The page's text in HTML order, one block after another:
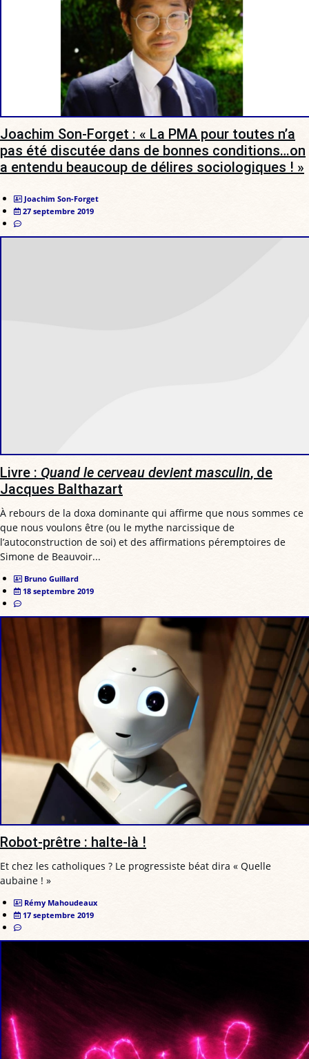
Joachim Son-Forget : « La PMA pour toutes n’a
pas été discutée dans de bonnes conditions…on
a entendu beaucoup de délires sociologiques ! »
Joachim Son-Forget
27 septembre 2019
Livre : Quand le cerveau devient masculin, de
Jacques Balthazart
À rebours de la doxa dominante qui affirme que nous sommes ce
que nous voulons être (ou le mythe narcissique de
l’autoconstruction de soi) et des affirmations péremptoires de
Simone de Beauvoir...
Bruno Guillard
18 septembre 2019
Robot-prêtre : halte-là !
Et chez les catholiques ? Le progressiste béat dira « Quelle
aubaine ! »
Rémy Mahoudeaux
17 septembre 2019